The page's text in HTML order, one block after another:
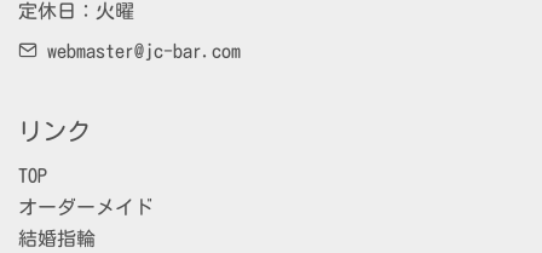
定休日：火曜
webmaster@jc-bar.com
リンク
TOP
オーダーメイド
結婚指輪